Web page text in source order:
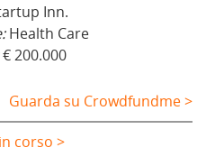
Inn.
Health Care
€ 200.000
Guarda su Crowdfundme >
corso >